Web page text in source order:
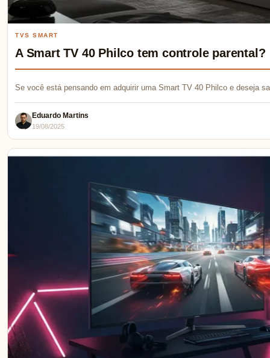
TVS SMART
A Smart TV 40 Philco tem controle parental?
Se você está pensando em adquirir uma Smart TV 40 Philco e deseja
Eduardo Martins
19/08/2025